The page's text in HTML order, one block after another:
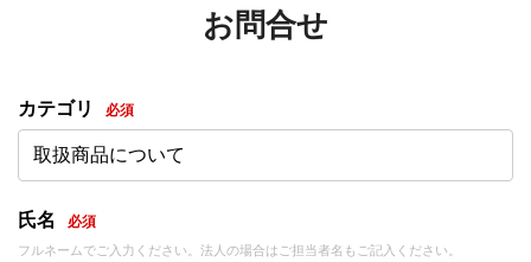
お問合せ
カテゴリ 必須
取扱商品について
氏名 必須
フルネームでご入力ください。法人の場合はご担当者名もご記入ください。